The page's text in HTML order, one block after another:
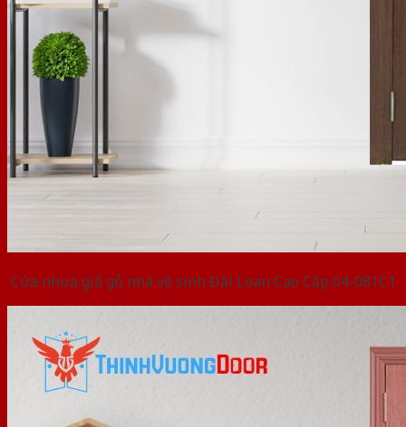
Cửa nhựa giả gỗ nhà vệ sinh Đài Loan Cao Cấp 04-081C1